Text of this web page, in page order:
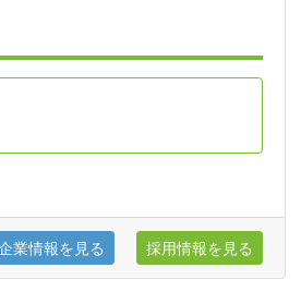
業情報を見る 採用情報を見る